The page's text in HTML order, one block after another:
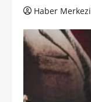
Haber Merkezi